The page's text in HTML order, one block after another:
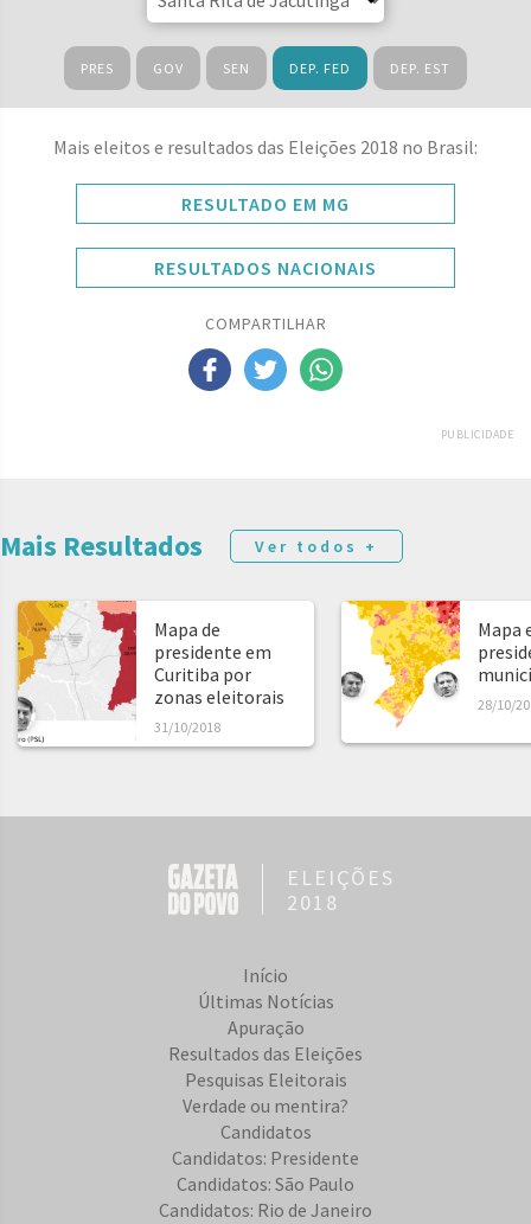
PRES GOV SEN DEP. FED DEP. EST
Mais eleitos e resultados das Eleições 2018 no Brasil:
RESULTADO EM MG
RESULTADOS NACIONAIS
COMPARTILHAR
PUBLICIDADE
Mais Resultados Ver todos +
Mapa de
presidente em
Curitiba por
zonas eleitorais
31/10/2018
Mapa
28/10/
ELEIÇÕES
2018
Início
Últimas Notícias
Apuração
Resultados das Eleições
Pesquisas Eleitorais
Verdade ou mentira?
Candidatos
Candidatos: Presidente
Candidatos: São Paulo
Candidatos: Rio de Janeiro